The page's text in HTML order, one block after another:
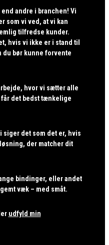
andre i branchen! Vi
som vi ved, at vi kan
tilfredse kunder.
hvis vi ikke er i stand til
du bør kunne forvente
hvor vi sætter alle
det bedst tænkelige
siger det som det er, hvis
der matcher dit
bindinger, eller andet
væk – med småt.
udfyld min